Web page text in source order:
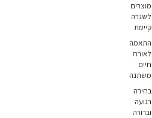
מוצרים
לשגרה
קיימת
התאמה
לאורח
חיים
משתנה
בחירה
רגועה
וברורה